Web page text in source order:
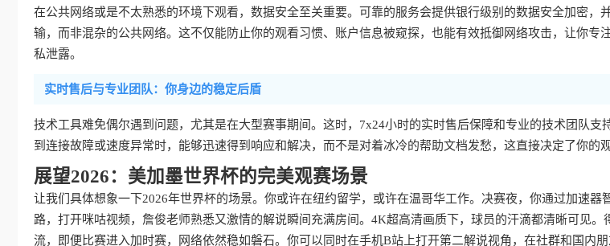
在公共网络或是不太熟悉的环境下观看，数据安全至关重要。可靠的服务会提供银行级别的数据安全加密，
输，而非混杂的公共网络。这不仅能防止你的观看习惯、账户信息被窥探，也能有效抵御网络攻击，让你专
私泄露。
实时售后与专业团队：你身边的稳定后盾
技术工具难免偶尔遇到问题，尤其是在大型赛事期间。这时，7x24小时的实时售后保障和专业的技术团队支
到连接故障或速度异常时，能够迅速得到响应和解决，而不是对着冰冷的帮助文档发愁，这直接决定了你的
展望2026：美加墨世界杯的完美观赛场景
让我们具体想象一下2026年世界杯的场景。你或许在纽约留学，或许在温哥华工作。决赛夜，你通过加速器
路，打开咪咕视频，詹俊老师熟悉又激情的解说瞬间充满房间。4K超高清画质下，球员的汗滴都清晰可见。
流，即便比赛进入加时赛，网络依然稳如磐石。你可以同时在手机B站上打开第二解说视角，在社群和国内